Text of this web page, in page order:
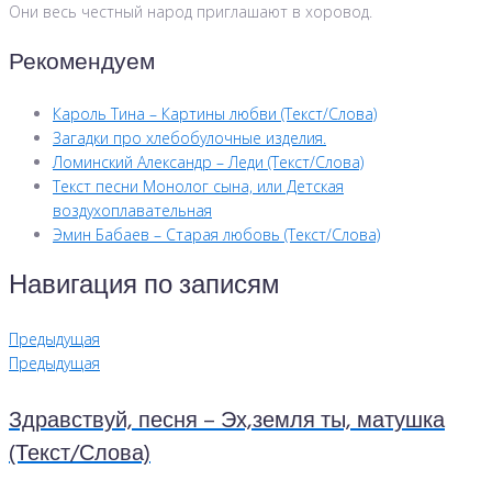
Они весь честный народ приглашают в хоровод.
Рекомендуем
Кароль Тина – Картины любви (Текст/Слова)
Загадки про хлебобулочные изделия.
Ломинский Александр – Леди (Текст/Слова)
Текст песни Монолог сына, или Детская
воздухоплавательная
Эмин Бабаев – Старая любовь (Текст/Слова)
Навигация по записям
Предыдущая
Предыдущая
Здравствуй, песня – Эх,земля ты, матушка
(Текст/Слова)